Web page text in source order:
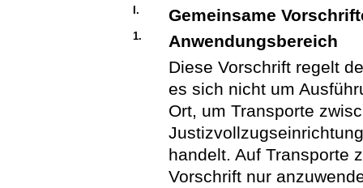
I. Gemeinsame
1.
Anwendungsbereich
Diese Vorschrift regelt
es sich nicht um
Ort, um Transporte
handelt. Auf Transporte
Vorschrift nur